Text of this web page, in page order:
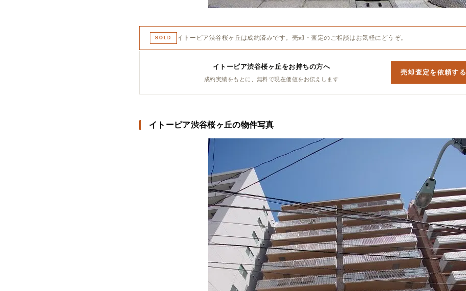
SOLD イトーピア渋谷桜ヶ丘は成約済みです。売却・査定のご相談はお気軽にどうぞ。
イトーピア渋谷桜ヶ丘をお持ちの方へ
成約実績をもとに、無料で現在価値をお伝えします
売却査定を依頼する
イトーピア渋谷桜ヶ丘の物件写真